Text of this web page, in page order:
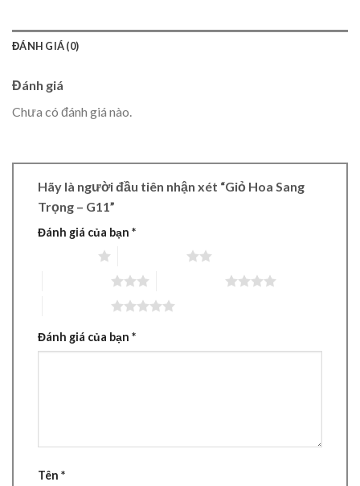
ĐÁNH GIÁ (0)
Đánh giá
Chưa có đánh giá nào.
Hãy là người đầu tiên nhận xét “Giỏ Hoa Sang
Trọng – G11”
Đánh giá của bạn *
Đánh giá của bạn *
Tên *